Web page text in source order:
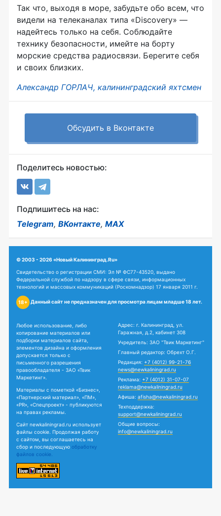
Так что, выходя в море, забудьте обо всем, что
видели на телеканалах типа «Discovery» —
надейтесь только на себя. Соблюдайте
технику безопасности, имейте на борту
морские средства радиосвязи. Берегите себя
и своих близких.
Александр ГОРЛАЧ, калининградский яхтсмен
Обсудить в Вконтакте
Поделитесь новостью:
Подпишитесь на нас:
Telegram, ВКонтакте, MAX
© 2003 - 2026 «Новый Калининград.Ru»
Свидетельство о регистрации СМИ: Эл № ФС77-43520, выдано
Федеральной службой по надзору в сфере связи, информационных
технологий и массовых коммуникаций (Роскомнадзор) 17 января 2011 г.
18+ Данный сайт не предназначен для просмотра лицам младше 18 лет.
Любое использование, либо
копирование материалов или
подборки материалов сайта,
элементов дизайна и оформления
допускается только с
письменного разрешения
правообладателя - ЗАО «Твик
Маркетинг».
Материалы с пометкой «Бизнес»,
«Партнерский материал», «ПМ»,
«PR», «Спецпроект» - публикуются
на правах рекламы.
Сайт newkaliningrad.ru использует
файлы cookie. Продолжая работу
с сайтом, вы соглашаетесь на
сбор и последующую обработку
файлов cookie.
Адрес: г. Калининград, ул.
Гаражная, д.2, кабинет 308
Учредитель: ЗАО "Твик Маркетинг"
Главный редактор: Обрехт О.Г.
Редакция: +7 (4012) 99-21-76
news@newkaliningrad.ru
Реклама: +7 (4012) 31-07-07
reklama@newkaliningrad.ru
Афиша: afisha@newkaliningrad.ru
Техподдержка:
support@newkaliningrad.ru
Общие вопросы:
info@newkaliningrad.ru